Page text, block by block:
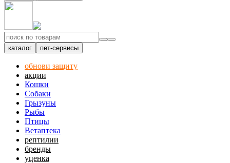
каталог пет-сервисы
обнови защиту
акции
Кошки
Собаки
Грызуны
Рыбы
Птицы
Ветаптека
рептилии
бренды
уценка